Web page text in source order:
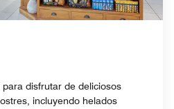
disfrutar de deliciosos
incluyendo helados